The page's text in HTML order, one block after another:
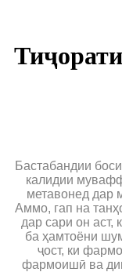
Бастабандии
калидии
метавонед дар
Аммо, гап на
дар сари он аст,
ба ҳамтоёни
ҷост, ки
фармоишӣ ва